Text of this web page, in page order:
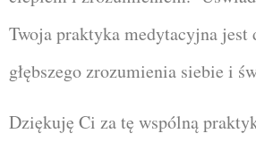
Twoja praktyka medytacyjna jest
głębszego zrozumienia siebie i
Dziękuję Ci za tę wspólną